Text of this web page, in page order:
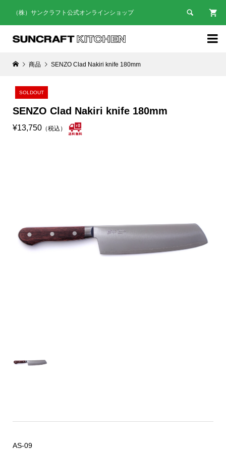
（株）サンクラフト公式オンラインショップ 

商品 SENZO Clad Nakiri knife 180mm
SOLDOUT
SENZO Clad Nakiri knife 180mm
¥13,750（税込）
AS-09